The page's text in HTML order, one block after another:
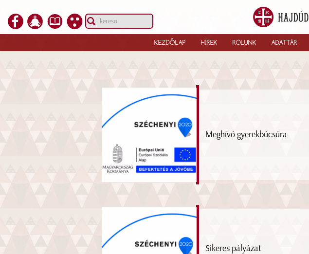
KEZDŐLAP HÍREK RÓLUNK ADATTÁR
Meghívó gyerekbúcsúra
Sikeres pályázat